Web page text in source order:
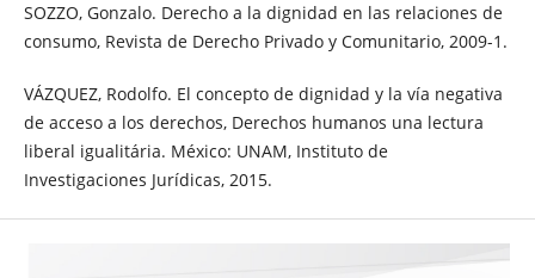
SOZZO, Gonzalo. Derecho a la dignidad en las relaciones de
consumo, Revista de Derecho Privado y Comunitario, 2009-1.
VÁZQUEZ, Rodolfo. El concepto de dignidad y la vía negativa
de acceso a los derechos, Derechos humanos una lectura
liberal igualitária. México: UNAM, Instituto de
Investigaciones Jurídicas, 2015.